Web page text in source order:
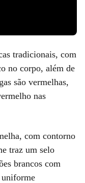
tradicionais, com
no corpo, além de
são vermelhas,
nas
com contorno
traz um selo
brancos com
uniforme